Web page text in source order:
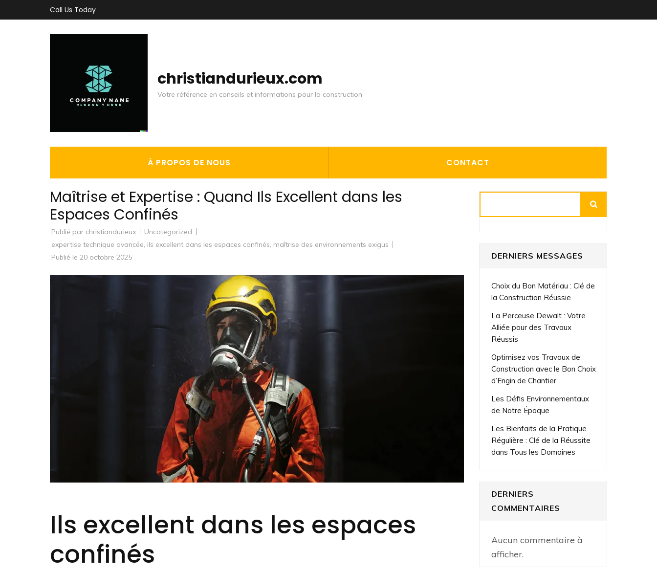
au
Call Us Today
christiandurieux.com
Votre référence en conseils et informations pour la construction
À PROPOS DE NOUS CONTACT
Maîtrise et Expertise : Quand Ils Excellent dans les
Espaces Confinés
Publié par christiandurieux
Uncategorized
expertise technique avancée, ils excellent dans les espaces confinés, maîtrise des environnements exigus
Publié le 20 octobre 2025
Ils excellent dans les espaces
confinés
DERNIERS MESSAGES
Choix du Bon Matériau : Clé de
la Construction Réussie
La Perceuse Dewalt : Votre
Alliée pour des Travaux
Réussis
Optimisez vos Travaux de
Construction avec le Bon Choix
d’Engin de Chantier
Les Défis Environnementaux
de Notre Époque
Les Bienfaits de la Pratique
Régulière : Clé de la Réussite
dans Tous les Domaines
DERNIERS
COMMENTAIRES
Aucun commentaire à
afficher.